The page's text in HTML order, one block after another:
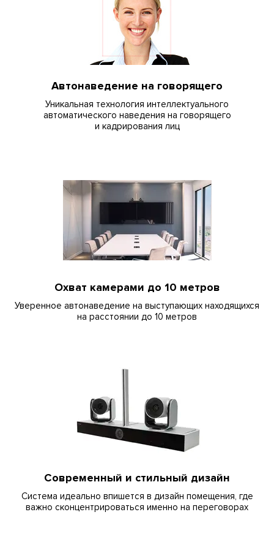
Автонаведение на говорящего
Уникальная технология интеллектуального
автоматического наведения на говорящего
и кадрирования лиц
Охват камерами до 10 метров
Уверенное автонаведение на выступающих находящихся
на расстоянии до 10 метров
Современный и стильный дизайн
Система идеально впишется в дизайн помещения, где
важно сконцентрироваться именно на переговорах